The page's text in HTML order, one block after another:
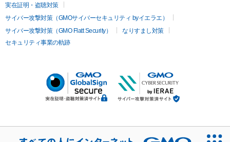
実在証明・盗聴対策
サイバー攻撃対策（GMOサイバーセキュリティ byイエラエ）
サイバー攻撃対策（GMO Flatt Security）
なりすまし対策
セキュリティ事業の軌跡